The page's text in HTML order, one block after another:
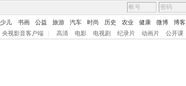
少儿 书画 公益 旅游 汽车 时尚 历史 农业 健康 微博 博客
央视影音客户端 高清 电影 电视剧 纪录片 动画片 公开课